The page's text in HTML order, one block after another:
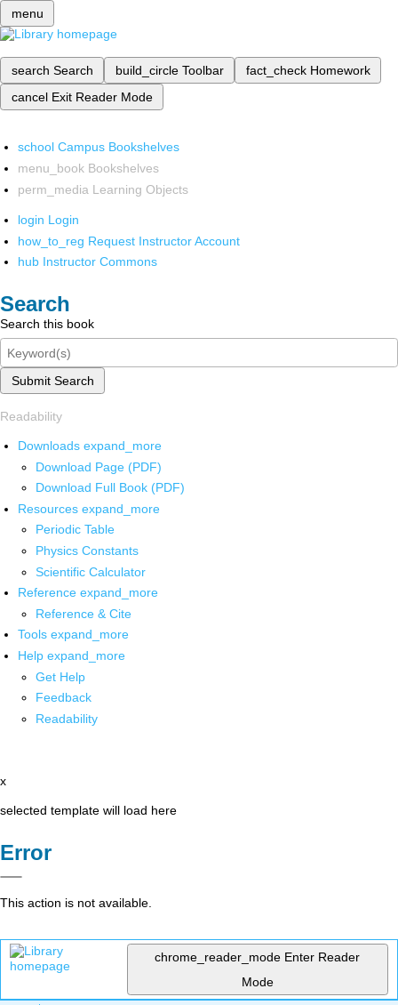
menu
search Search build_circle Toolbar fact_check Homework
cancel Exit Reader Mode
school Campus Bookshelves
menu_book Bookshelves
perm_media Learning Objects
login Login
how_to_reg Request Instructor Account
hub Instructor Commons
Search
Search this book
Submit Search
Readability
Downloads expand_more
Download Page (PDF)
Download Full Book (PDF)
Resources expand_more
Periodic Table
Physics Constants
Scientific Calculator
Reference expand_more
Reference & Cite
Tools expand_more
Help expand_more
Get Help
Feedback
Readability
x
selected template will load here
Error
This action is not available.
chrome_reader_mode Enter Reader
Mode